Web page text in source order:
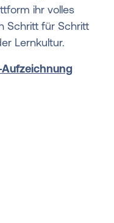
ihr volles
Schritt für Schritt
Lernkultur.